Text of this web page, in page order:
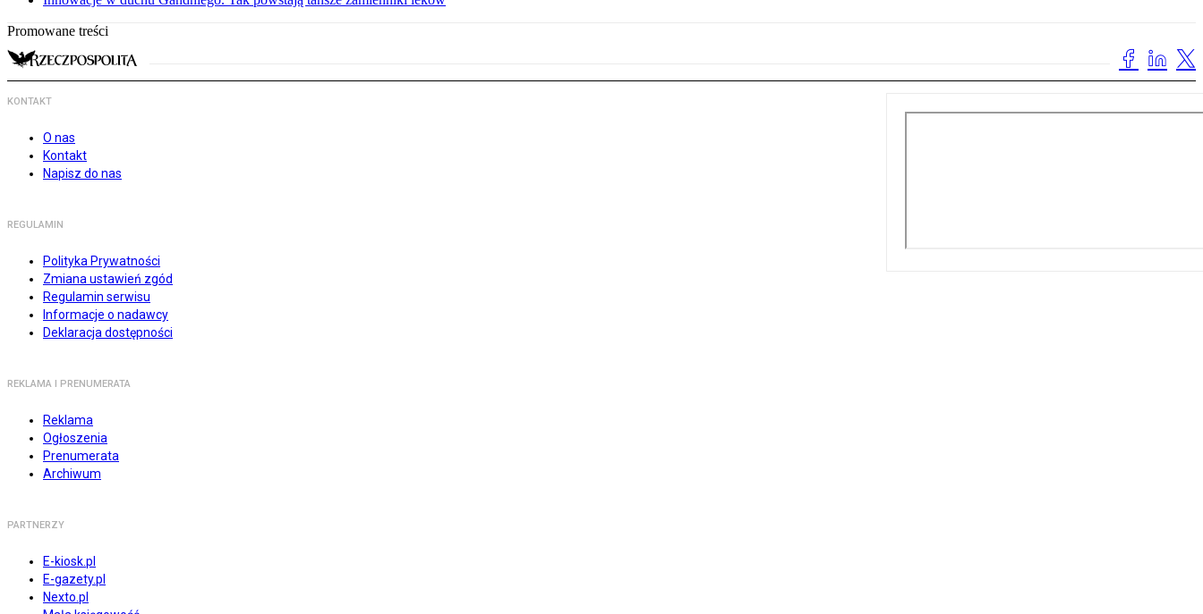
Promowane treści
KONTAKT
O nas
Kontakt
Napisz do nas
REGULAMIN
Polityka Prywatności
Zmiana ustawień zgód
Regulamin serwisu
Informacje o nadawcy
Deklaracja dostępności
REKLAMA I PRENUMERATA
Reklama
Ogłoszenia
Prenumerata
Archiwum
PARTNERZY
E-kiosk.pl
E-gazety.pl
Nexto.pl